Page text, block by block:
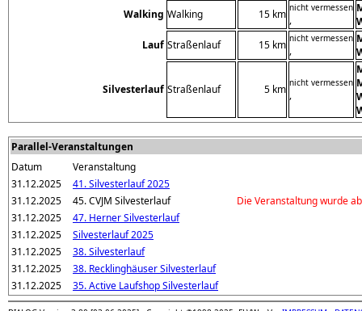
Walking Walking 15 km nicht vermessen
,
Lauf Straßenlauf 15 km nicht vermessen
,
Silvesterlauf Straßenlauf 5 km nicht vermessen
,
Parallel-Veranstaltungen
Datum
Veranstaltung
31.12.2025
41. Silvesterlauf 2025
31.12.2025
45. CVJM Silvesterlauf
Die Veranstaltung wurde
31.12.2025
47. Herner Silvesterlauf
31.12.2025
Silvesterlauf 2025
31.12.2025
38. Silvesterlauf
31.12.2025
38. Recklinghäuser Silvesterlauf
31.12.2025
35. Active Laufshop Silvesterlauf